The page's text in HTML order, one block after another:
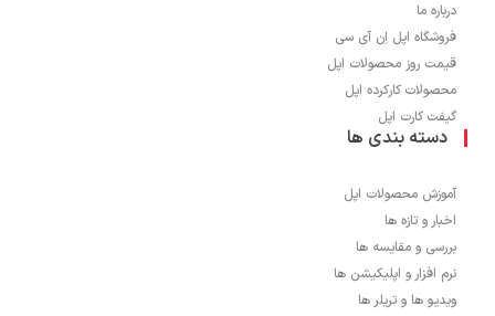
درباره ما
فروشگاه اپل اِن آی سی
قیمت روز محصولات اپل
محصولات کارکرده اپل
گیفت کارت اپل
دسته بندی ها
آموزش محصولات اپل
اخبار و تازه ها
بررسی و مقایسه ها
نرم افزار و اپلیکیشن ها
ویدیو ها و تریلر ها